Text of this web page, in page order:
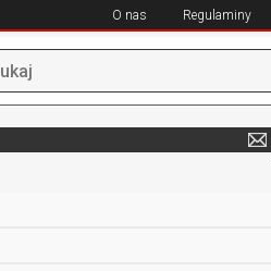
O nas Regulaminy